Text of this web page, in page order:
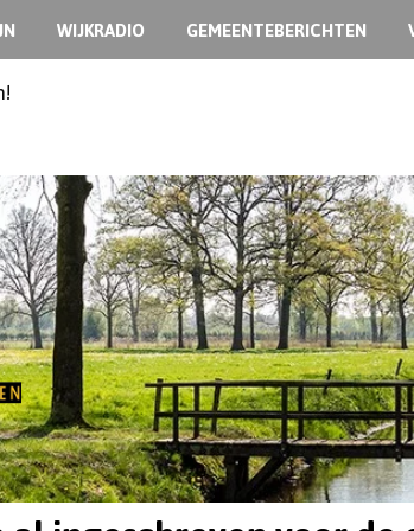
WIJKRADIO GEMEENTEBERICHTEN